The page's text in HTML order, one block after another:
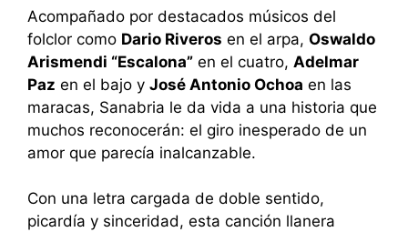
Acompañado por destacados músicos del
folclor como Dario Riveros en el arpa, Oswaldo
Arismendi “Escalona” en el cuatro, Adelmar
Paz en el bajo y José Antonio Ochoa en las
maracas, Sanabria le da vida a una historia que
muchos reconocerán: el giro inesperado de un
amor que parecía inalcanzable.
Con una letra cargada de doble sentido,
picardía y sinceridad, esta canción llanera